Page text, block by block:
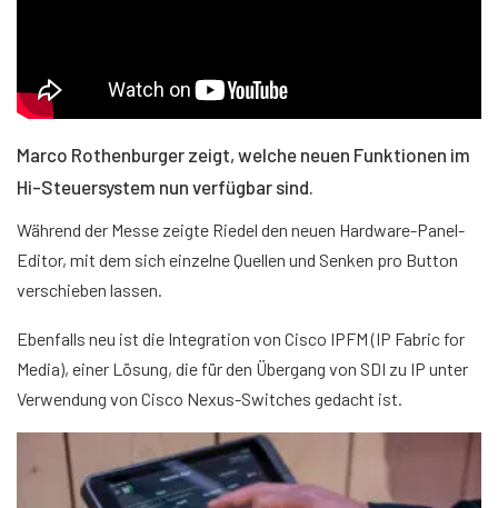
Marco Rothenburger zeigt, welche neuen Funktionen im
Hi-Steuersystem nun verfügbar sind.
Während der Messe zeigte Riedel den neuen Hardware-Panel-
Editor, mit dem sich einzelne Quellen und Senken pro Button
verschieben lassen.
Ebenfalls neu ist die Integration von Cisco IPFM (IP Fabric for
Media), einer Lösung, die für den Übergang von SDI zu IP unter
Verwendung von Cisco Nexus-Switches gedacht ist.